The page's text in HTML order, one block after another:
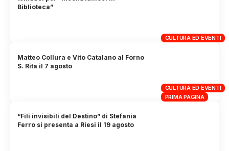
CULTURA ED EVENTI
Biblioteca”
CULTURA ED EVENTI
PRIMA PAGINA
Matteo Collura e Vito Catalano al Forno
S. Rita il 7 agosto
“Fili invisibili del Destino” di Stefania
Ferro si presenta a Riesi il 19 agosto